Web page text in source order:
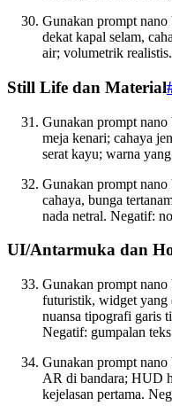
Gunakan prompt
dekat kapal selam,
air; volumetrik
Still Life dan Material
Gunakan prompt nano
meja kenari; cahaya
serat kayu; warna
Gunakan prompt nano
cahaya, bunga
nada netral. Negatif:
UI/Antarmuka dan
Gunakan prompt
futuristik, widget yang
nuansa tipografi garis
Negatif: gumpalan
Gunakan prompt
AR di bandara; HUD
kejelasan pertama.